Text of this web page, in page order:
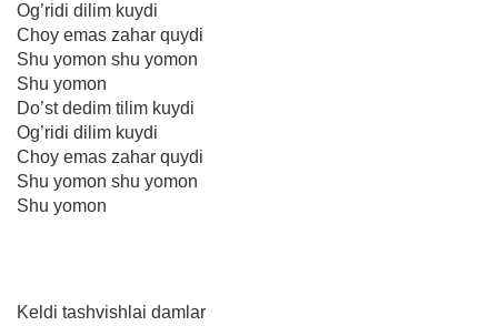
Og’ridi dilim kuydi
Choy emas zahar quydi
Shu yomon shu yomon
Shu yomon
Do’st dedim tilim kuydi
Og’ridi dilim kuydi
Choy emas zahar quydi
Shu yomon shu yomon
Shu yomon
Keldi tashvishlai damlar